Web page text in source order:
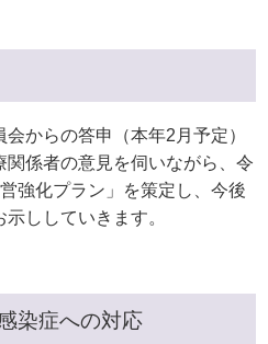
からの答申（本年2月予定）
関係者の意見を伺いながら、令
強化プラン」を策定し、今後
ししていきます。
染症への対応